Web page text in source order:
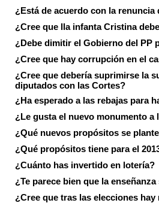
¿Está de acuerdo con la renuncia
¿Cree que lla infanta Cristina
¿Debe dimitir el Gobierno del PP
¿Cree que hay corrupción en el
¿Cree que debería suprimirse la
diputados con las Cortes?
¿Ha esperado a las rebajas para
¿Le gusta el nuevo monumento a
¿Qué nuevos propósitos se
¿Qué propósitos tiene para el
¿Cuánto has invertido en lotería?
¿Te parece bien que la
¿Cree que tras las elecciones